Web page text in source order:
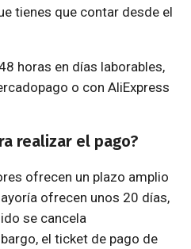
tienes que contar desde el
horas en días laborables,
o con AliExpress
realizar el pago?
ofrecen un plazo amplio
ofrecen unos 20 días,
se cancela
el ticket de pago de